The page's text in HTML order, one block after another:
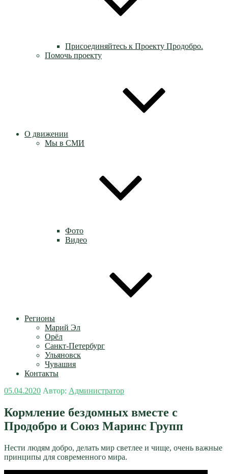
Присоединяйтесь к Проекту Продобро.
Помочь проекту
О движении
Мы в СМИ
Фото
Видео
Регионы
Марий Эл
Орёл
Санкт-Петербург
Ульяновск
Чувашия
Контакты
Опубликовано
05.04.2020 Автор: Администратор
Кормление бездомных вместе с
Продобро и Союз Маринс Групп
Нести людям добро, делать мир светлее и чище, очень важные
принципы для современного мира.